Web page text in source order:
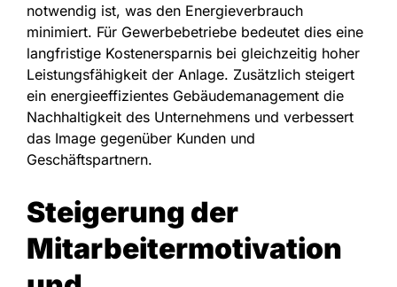
notwendig ist, was den Energieverbrauch
minimiert. Für Gewerbebetriebe bedeutet dies eine
langfristige Kostenersparnis bei gleichzeitig hoher
Leistungsfähigkeit der Anlage. Zusätzlich steigert
ein energieeffizientes Gebäudemanagement die
Nachhaltigkeit des Unternehmens und verbessert
das Image gegenüber Kunden und
Geschäftspartnern.
Steigerung der
Mitarbeitermotivation